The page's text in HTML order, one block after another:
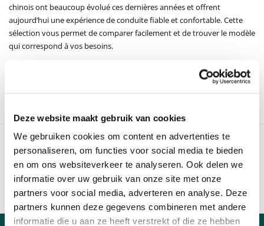
Deze website maakt gebruik van cookies
We gebruiken cookies om content en advertenties te
personaliseren, om functies voor social media te bieden
en om ons websiteverkeer te analyseren. Ook delen we
informatie over uw gebruik van onze site met onze
partners voor social media, adverteren en analyse. Deze
partners kunnen deze gegevens combineren met andere
informatie die u aan ze heeft verstrekt of die ze hebben
chinois ont beaucoup évolué ces dernières années et offrent
aujourd’hui une expérience de conduite fiable et confortable. Cette
sélection vous permet de comparer facilement et de trouver le modèle
qui correspond à vos besoins.
FILTEREN
97 % des clients nous recommandent
Communication claire et ouverte
Livraison en 1 semaine
Distributeur officiel des marques A